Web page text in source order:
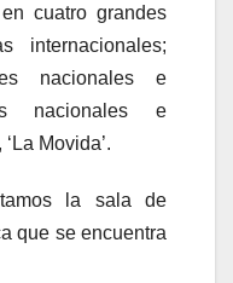
cuatro grandes
internacionales;
nacionales e
nacionales e
Movida’.
la sala de
que se encuentra